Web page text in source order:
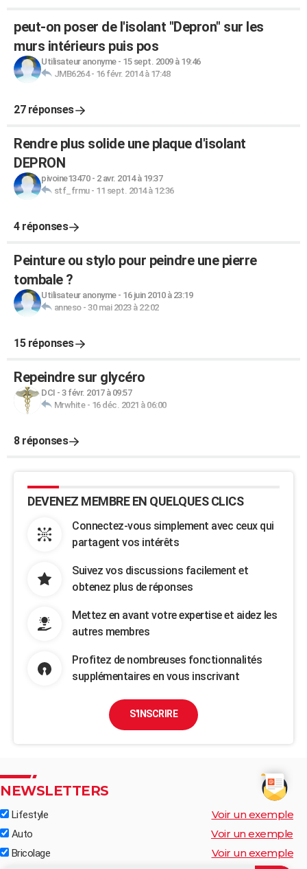
peut-on poser de l'isolant "Depron" sur les
murs intérieurs puis pos
Utilisateur anonyme- 15 sept. 2009 à 19:46
JMB6264- 16 févr. 2014 à 17:48
27 réponses
Rendre plus solide une plaque d'isolant
DEPRON
pivoine13470- 2 avr. 2014 à 19:37
stf_frmu- 11 sept. 2014 à 12:36
4 réponses
Peinture ou stylo pour peindre une pierre
tombale ?
Utilisateur anonyme- 16 juin 2010 à 23:19
anneso- 30 mai 2023 à 22:02
15 réponses
Repeindre sur glycéro
DCI - 3 févr. 2017 à 09:57
Mrwhite- 16 déc. 2021 à 06:00
8 réponses
DEVENEZ MEMBRE EN QUELQUES CLICS
Connectez-vous simplement avec ceux qui
partagent vos intérêts
Suivez vos discussions facilement et
obtenez plus de réponses
Mettez en avant votre expertise et aidez les
autres membres
Profitez de nombreuses fonctionnalités
supplémentaires en vous inscrivant
S'INSCRIRE
NEWSLETTERS
Lifestyle Voir un exemple
Auto Voir un exemple
Bricolage Voir un exemple